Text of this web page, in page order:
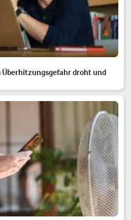
Überhitzungsgefahr droht und